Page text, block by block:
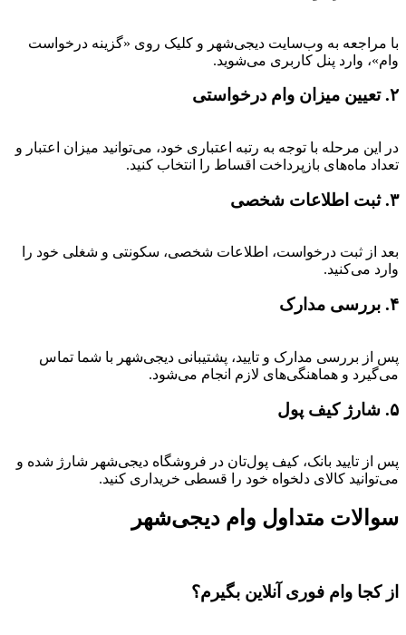
با مراجعه به وب‌سایت دیجی‌شهر و کلیک روی «گزینه درخواست
وام»، وارد پنل کاربری می‌شوید.
۲. تعیین میزان وام درخواستی
در این مرحله با توجه به رتبه اعتباری خود، می‌توانید میزان اعتبار و
تعداد ماه‌های بازپرداخت اقساط را انتخاب کنید.
۳. ثبت اطلاعات شخصی
بعد از ثبت درخواست، اطلاعات شخصی، سکونتی و شغلی خود را
وارد می‌کنید.
۴. بررسی مدارک
پس از بررسی مدارک و تایید، پشتیبانی دیجی‌شهر با شما تماس
می‌گیرد و هماهنگی‌های لازم انجام می‌شود.
۵. شارژ کیف پول
پس از تایید بانک، کیف پول‌تان در فروشگاه دیجی‌شهر شارژ شده و
می‌توانید کالای دلخواه خود را قسطی خریداری کنید.
سوالات متداول وام دیجی‌شهر
از کجا وام فوری آنلاین بگیرم؟